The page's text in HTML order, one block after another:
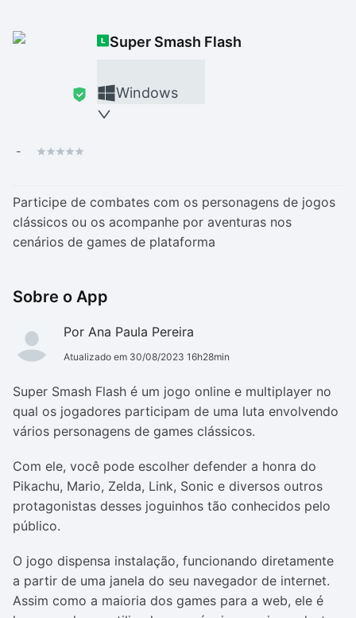
Super Smash Flash
Windows
-
Participe de combates com os personagens de jogos
clássicos ou os acompanhe por aventuras nos
cenários de games de plataforma
Sobre o App
Por Ana Paula Pereira
Atualizado em 30/08/2023 16h28min
Super Smash Flash é um jogo online e multiplayer no
qual os jogadores participam de uma luta envolvendo
vários personagens de games clássicos.
Com ele, você pode escolher defender a honra do
Pikachu, Mario, Zelda, Link, Sonic e diversos outros
protagonistas desses joguinhos tão conhecidos pelo
público.
O jogo dispensa instalação, funcionando diretamente
a partir de uma janela do seu navegador de internet.
Assim como a maioria dos games para a web, ele é